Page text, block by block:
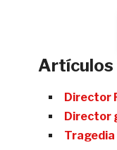
Artículos
Director
Director
Tragedia